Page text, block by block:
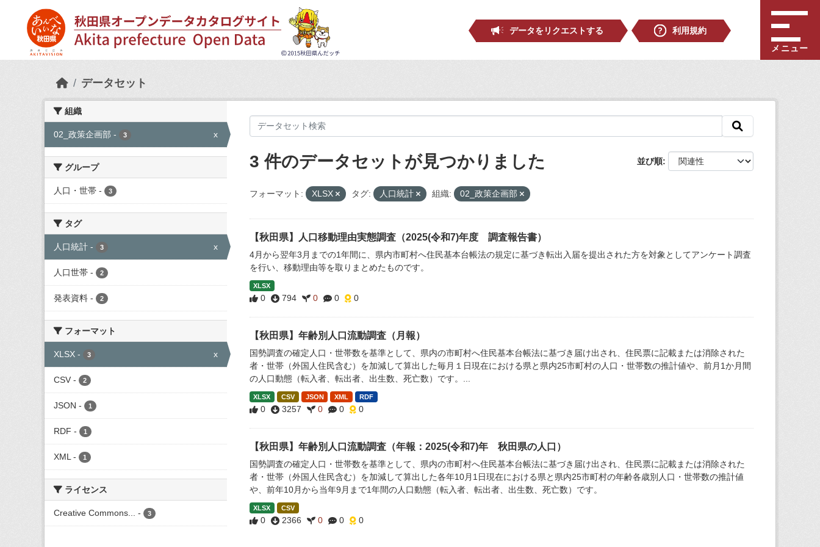
データをリクエストする
利用規約
メニュー
データセット
組織
02_政策企画部 - 3 x
グループ
人口・世帯 - 3
タグ
人口統計 - 3 x
人口世帯 - 2
発表資料 - 2
フォーマット
XLSX - 3 x
CSV - 2
JSON - 1
RDF - 1
XML - 1
ライセンス
Creative Commons... - 3
並び順
3 件のデータセットが見つかりました
フォーマット: XLSX タグ: 人口統計 組織: 02_政策企画部
【秋田県】人口移動理由実態調査（2025(令和7)年度 調査報告書）
4月から翌年3月までの1年間に、県内市町村へ住民基本台帳法の規定に基づき転出入届を提出された方を対象としてアンケート調査
を行い、移動理由等を取りまとめたものです。
XLSX
0 794 0 0 0
【秋田県】年齢別人口流動調査（月報）
国勢調査の確定人口・世帯数を基準として、県内の市町村へ住民基本台帳法に基づき届け出され、住民票に記載または消除された
者・世帯（外国人住民含む）を加減して算出した毎月１日現在における県と県内25市町村の人口・世帯数の推計値や、前月1か月間
の人口動態（転入者、転出者、出生数、死亡数）です。...
XLSX CSV JSON XML RDF
0 3257 0 0 0
【秋田県】年齢別人口流動調査（年報：2025(令和7)年 秋田県の人口）
国勢調査の確定人口・世帯数を基準として、県内の市町村へ住民基本台帳法に基づき届け出され、住民票に記載または消除された
者・世帯（外国人住民含む）を加減して算出した各年10月1日現在における県と県内25市町村の年齢各歳別人口・世帯数の推計値
や、前年10月から当年9月まで1年間の人口動態（転入者、転出者、出生数、死亡数）です。
XLSX CSV
0 2366 0 0 0